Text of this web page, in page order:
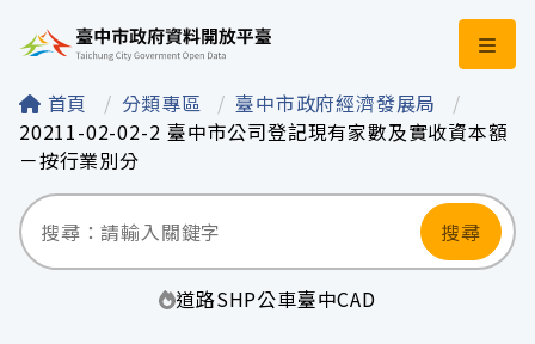
臺中市政府資料開
首頁 分類專區
臺中市政府經濟發展局
20211-02-02-2 臺中市公司登記現有家數及實收資本額
－按行業別分
搜尋
道路SHP公車臺中CAD